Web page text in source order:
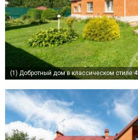
(1) Добротный дом в классическом стиле 430 кв.м в